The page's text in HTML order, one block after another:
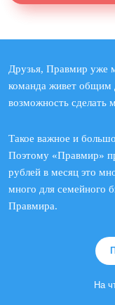
Друзья, Правмир уже
команда живет общим
возможность сделать
Такое важное и
Поэтому «Правмир»
рублей в месяц это
много для семейного
Правмира.
На